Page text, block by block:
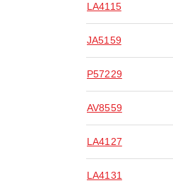
LA4115
JA5159
P57229
AV8559
LA4127
LA4131